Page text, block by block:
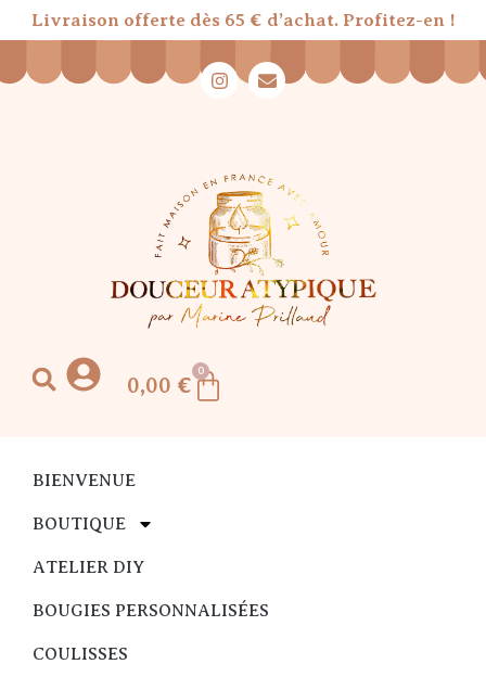
Livraison offerte dès 65 € d’achat. Profitez-en !
0,00 €
0
BIENVENUE
BOUTIQUE
ATELIER DIY
BOUGIES PERSONNALISÉES
COULISSES